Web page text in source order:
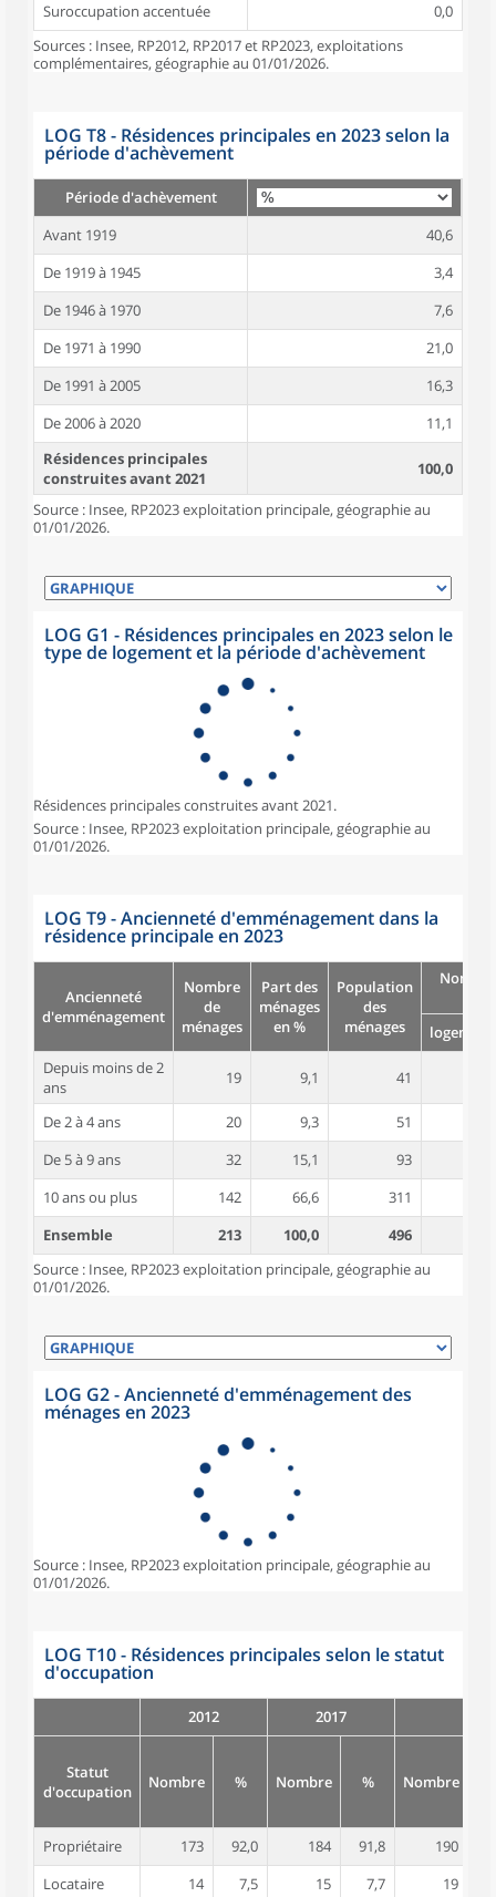
Suroccupation accentuée
0,0
Sources : Insee, RP2012, RP2017 et RP2023, exploitations
complémentaires, géographie au 01/01/2026.
LOG T8 - Résidences principales en 2023 selon la
période d'achèvement
Période d'achèvement
Avant 1919
40,6
De 1919 à 1945
3,4
De 1946 à 1970
7,6
De 1971 à 1990
21,0
De 1991 à 2005
16,3
De 2006 à 2020
11,1
Résidences principales
construites avant 2021
100,0
Source : Insee, RP2023 exploitation principale, géographie au
01/01/2026.
LOG G1 - Résidences principales en 2023 selon le
type de logement et la période d'achèvement
Résidences principales construites avant 2021.
Source : Insee, RP2023 exploitation principale, géographie au
01/01/2026.
LOG T9 - Ancienneté d'emménagement dans la
résidence principale en 2023
Ancienneté
d'emménagement
Nombre
de
ménages
Part des
ménages
en %
Population
des
ménages
logement
Depuis moins de 2
ans
19 9,1 41
De 2 à 4 ans 20 9,3 51
De 5 à 9 ans
32 15,1 93
10 ans ou plus
142 66,6 311
Ensemble
213 100,0 496
Source : Insee, RP2023 exploitation principale, géographie au
01/01/2026.
LOG G2 - Ancienneté d'emménagement des
ménages en 2023
Source : Insee, RP2023 exploitation principale, géographie au
01/01/2026.
LOG T10 - Résidences principales selon le statut
d'occupation
2012 2017
Statut
d'occupation
Nombre % Nombre % Nombre
Propriétaire 173 92,0 184 91,8 190
Locataire
14 7,5 15 7,7 19